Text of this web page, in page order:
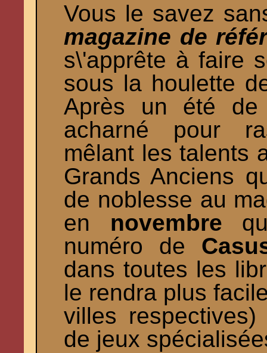
Vous le savez
magazine de
s\'apprête à faire
sous la houlette
Après un été
acharné pour
mêlant les talents
Grands Anciens
de noblesse au
en novembre
numéro de
dans toutes les
le rendra plus
villes
de jeux